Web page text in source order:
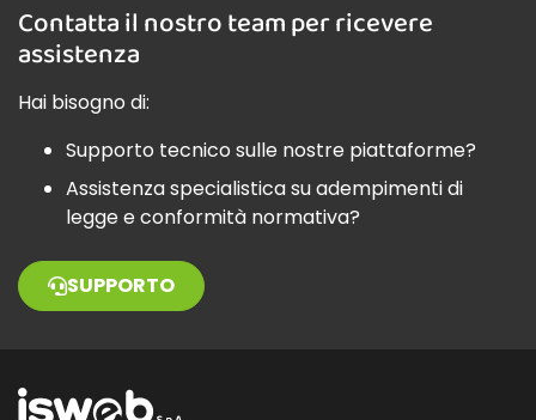
Contatta il nostro team per ricevere
assistenza
Hai bisogno di:
Supporto tecnico sulle nostre piattaforme?
Assistenza specialistica su adempimenti di
legge e conformità normativa?
SUPPORTO